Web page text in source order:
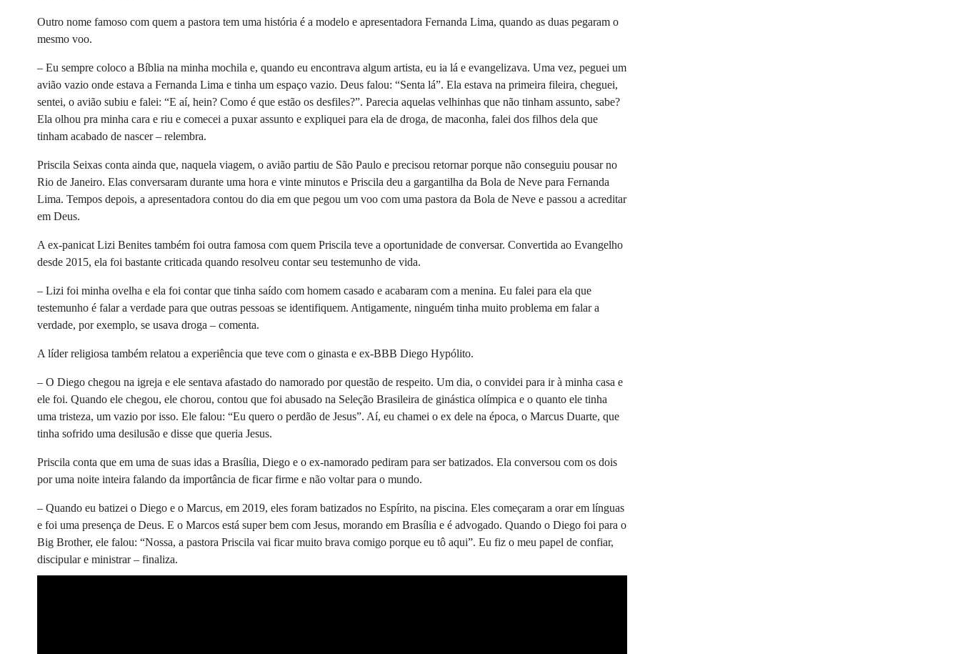
Outro nome famoso com quem a pastora tem uma história é a modelo e apresentadora Fernanda Lima, quando as duas pegaram o
mesmo voo.
– Eu sempre coloco a Bíblia na minha mochila e, quando eu encontrava algum artista, eu ia lá e evangelizava. Uma vez, peguei um
avião vazio onde estava a Fernanda Lima e tinha um espaço vazio. Deus falou: “Senta lá”. Ela estava na primeira fileira, cheguei,
sentei, o avião subiu e falei: “E aí, hein? Como é que estão os desfiles?”. Parecia aquelas velhinhas que não tinham assunto, sabe?
Ela olhou pra minha cara e riu e comecei a puxar assunto e expliquei para ela de droga, de maconha, falei dos filhos dela que
tinham acabado de nascer – relembra.
Priscila Seixas conta ainda que, naquela viagem, o avião partiu de São Paulo e precisou retornar porque não conseguiu pousar no
Rio de Janeiro. Elas conversaram durante uma hora e vinte minutos e Priscila deu a gargantilha da Bola de Neve para Fernanda
Lima. Tempos depois, a apresentadora contou do dia em que pegou um voo com uma pastora da Bola de Neve e passou a acreditar
em Deus.
A ex-panicat Lizi Benites também foi outra famosa com quem Priscila teve a oportunidade de conversar. Convertida ao Evangelho
desde 2015, ela foi bastante criticada quando resolveu contar seu testemunho de vida.
– Lizi foi minha ovelha e ela foi contar que tinha saído com homem casado e acabaram com a menina. Eu falei para ela que
testemunho é falar a verdade para que outras pessoas se identifiquem. Antigamente, ninguém tinha muito problema em falar a
verdade, por exemplo, se usava droga – comenta.
A líder religiosa também relatou a experiência que teve com o ginasta e ex-BBB Diego Hypólito.
– O Diego chegou na igreja e ele sentava afastado do namorado por questão de respeito. Um dia, o convidei para ir à minha casa e
ele foi. Quando ele chegou, ele chorou, contou que foi abusado na Seleção Brasileira de ginástica olímpica e o quanto ele tinha
uma tristeza, um vazio por isso. Ele falou: “Eu quero o perdão de Jesus”. Aí, eu chamei o ex dele na época, o Marcus Duarte, que
tinha sofrido uma desilusão e disse que queria Jesus.
Priscila conta que em uma de suas idas a Brasília, Diego e o ex-namorado pediram para ser batizados. Ela conversou com os dois
por uma noite inteira falando da importância de ficar firme e não voltar para o mundo.
– Quando eu batizei o Diego e o Marcus, em 2019, eles foram batizados no Espírito, na piscina. Eles começaram a orar em línguas
e foi uma presença de Deus. E o Marcos está super bem com Jesus, morando em Brasília e é advogado. Quando o Diego foi para o
Big Brother, ele falou: “Nossa, a pastora Priscila vai ficar muito brava comigo porque eu tô aqui”. Eu fiz o meu papel de confiar,
discipular e ministrar – finaliza.